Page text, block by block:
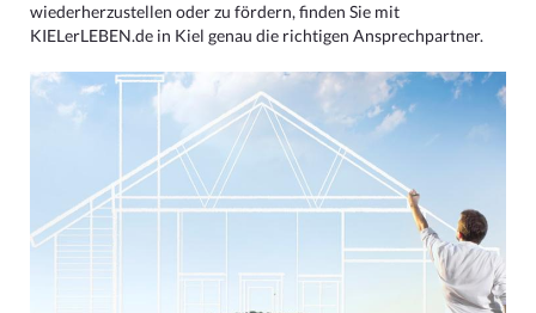
wiederherzustellen oder zu fördern, finden Sie mit
KIELerLEBEN.de in Kiel genau die richtigen Ansprechpartner.